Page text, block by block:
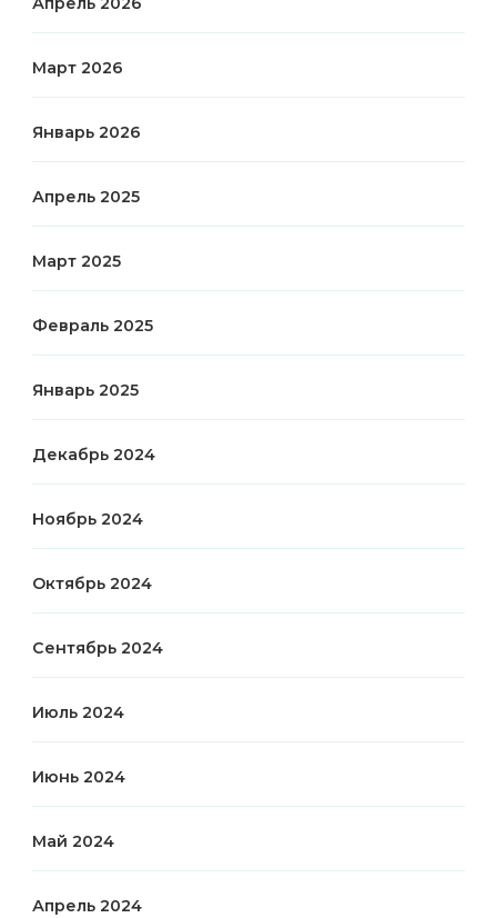
Март 2026
Январь 2026
Апрель 2025
Март 2025
Февраль 2025
Январь 2025
Декабрь 2024
Ноябрь 2024
Октябрь 2024
Сентябрь 2024
Июль 2024
Июнь 2024
Май 2024
Апрель 2024